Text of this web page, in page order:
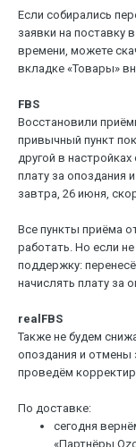
Если собирались
заявки на поставку
времени, можете
вкладке «Товары»
FBS
Восстановили
привычный пункт
другой в
плату за опоздания
завтра, 26 июня,
Все пункты приёма
работать. Но если
поддержку:
начислять плату за
realFBS
Также не будем
опоздания и отмены
проведём
По доставке:
сегодня
«Партнёры